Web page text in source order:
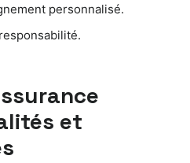
personnalisé.
et